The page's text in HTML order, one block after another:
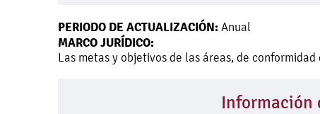
PERIODO DE ACTUALIZACIÓN: Anual
MARCO JURÍDICO:
Las metas y objetivos de las áreas, de
Información